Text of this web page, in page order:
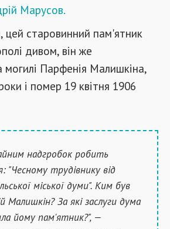
Марусов.
цей старовинний пам'ятник
дивом, він же
могилі Парфенія Малишкіна,
і помер 19 квітня 1906
надгробок робить
"Чесному трудівнику від
міської думи". Ким був
Малишкін? За які заслуги дума
йому пам'ятник?", —